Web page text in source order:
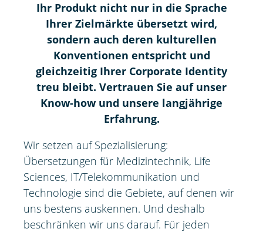
Ihr Produkt nicht nur in die Sprache
Ihrer Zielmärkte übersetzt wird,
sondern auch deren kulturellen
Konventionen entspricht und
gleichzeitig Ihrer Corporate Identity
treu bleibt. Vertrauen Sie auf unser
Know-how und unsere langjährige
Erfahrung.
Wir setzen auf Spezialisierung:
Übersetzungen für Medizintechnik, Life
Sciences, IT/Telekommunikation und
Technologie sind die Gebiete, auf denen wir
uns bestens auskennen. Und deshalb
beschränken wir uns darauf. Für jeden